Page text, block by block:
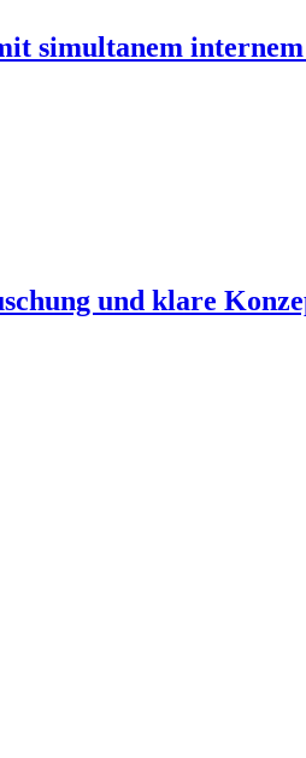
simultanem
und klare